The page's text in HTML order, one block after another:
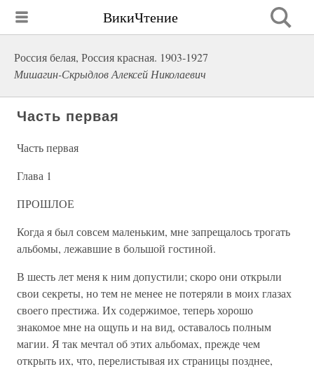
ВикиЧтение
Россия белая, Россия красная. 1903-1927
Мишагин-Скрыдлов Алексей Николаевич
Часть первая
Часть первая
Глава 1
ПРОШЛОЕ
Когда я был совсем маленьким, мне запрещалось трогать
альбомы, лежавшие в большой гостиной.
В шесть лет меня к ним допустили; скоро они открыли
свои секреты, но тем не менее не потеряли в моих глазах
своего престижа. Их содержимое, теперь хорошо
знакомое мне на ощупь и на вид, оставалось полным
магии. Я так мечтал об этих альбомах, прежде чем
открыть их, что, перелистывая их страницы позднее,